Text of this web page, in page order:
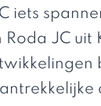
iets
JC uit